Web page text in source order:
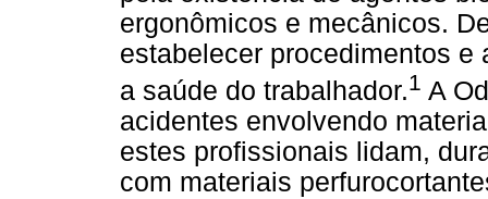
ergonômicos e mecânicos.
estabelecer procedimentos e
a saúde do trabalhador.1 A
acidentes envolvendo
estes profissionais lidam,
com materiais